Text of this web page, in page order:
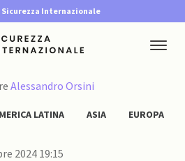
Sicurezza Internazionale
Alessandro Orsini
LATINA ASIA EUROPA
2024 19:15